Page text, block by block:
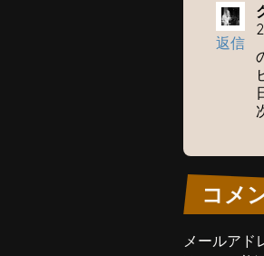
返信
コメ
メールアド